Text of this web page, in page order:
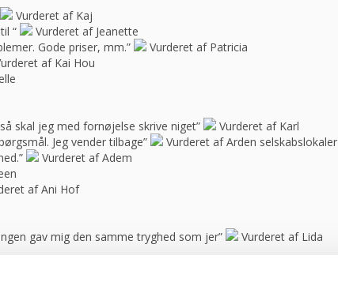
Vurderet af Kaj
“
Vurderet af Jeanette
Gode priser, mm.”
Vurderet af Patricia
af Kai Hou
skal jeg med fornøjelse skrive niget”
Vurderet af Karl
Jeg vender tilbage”
Vurderet af Arden selskabslokaler
Vurderet af Adem
af Ani Hof
gav mig den samme tryghed som jer”
Vurderet af Lida